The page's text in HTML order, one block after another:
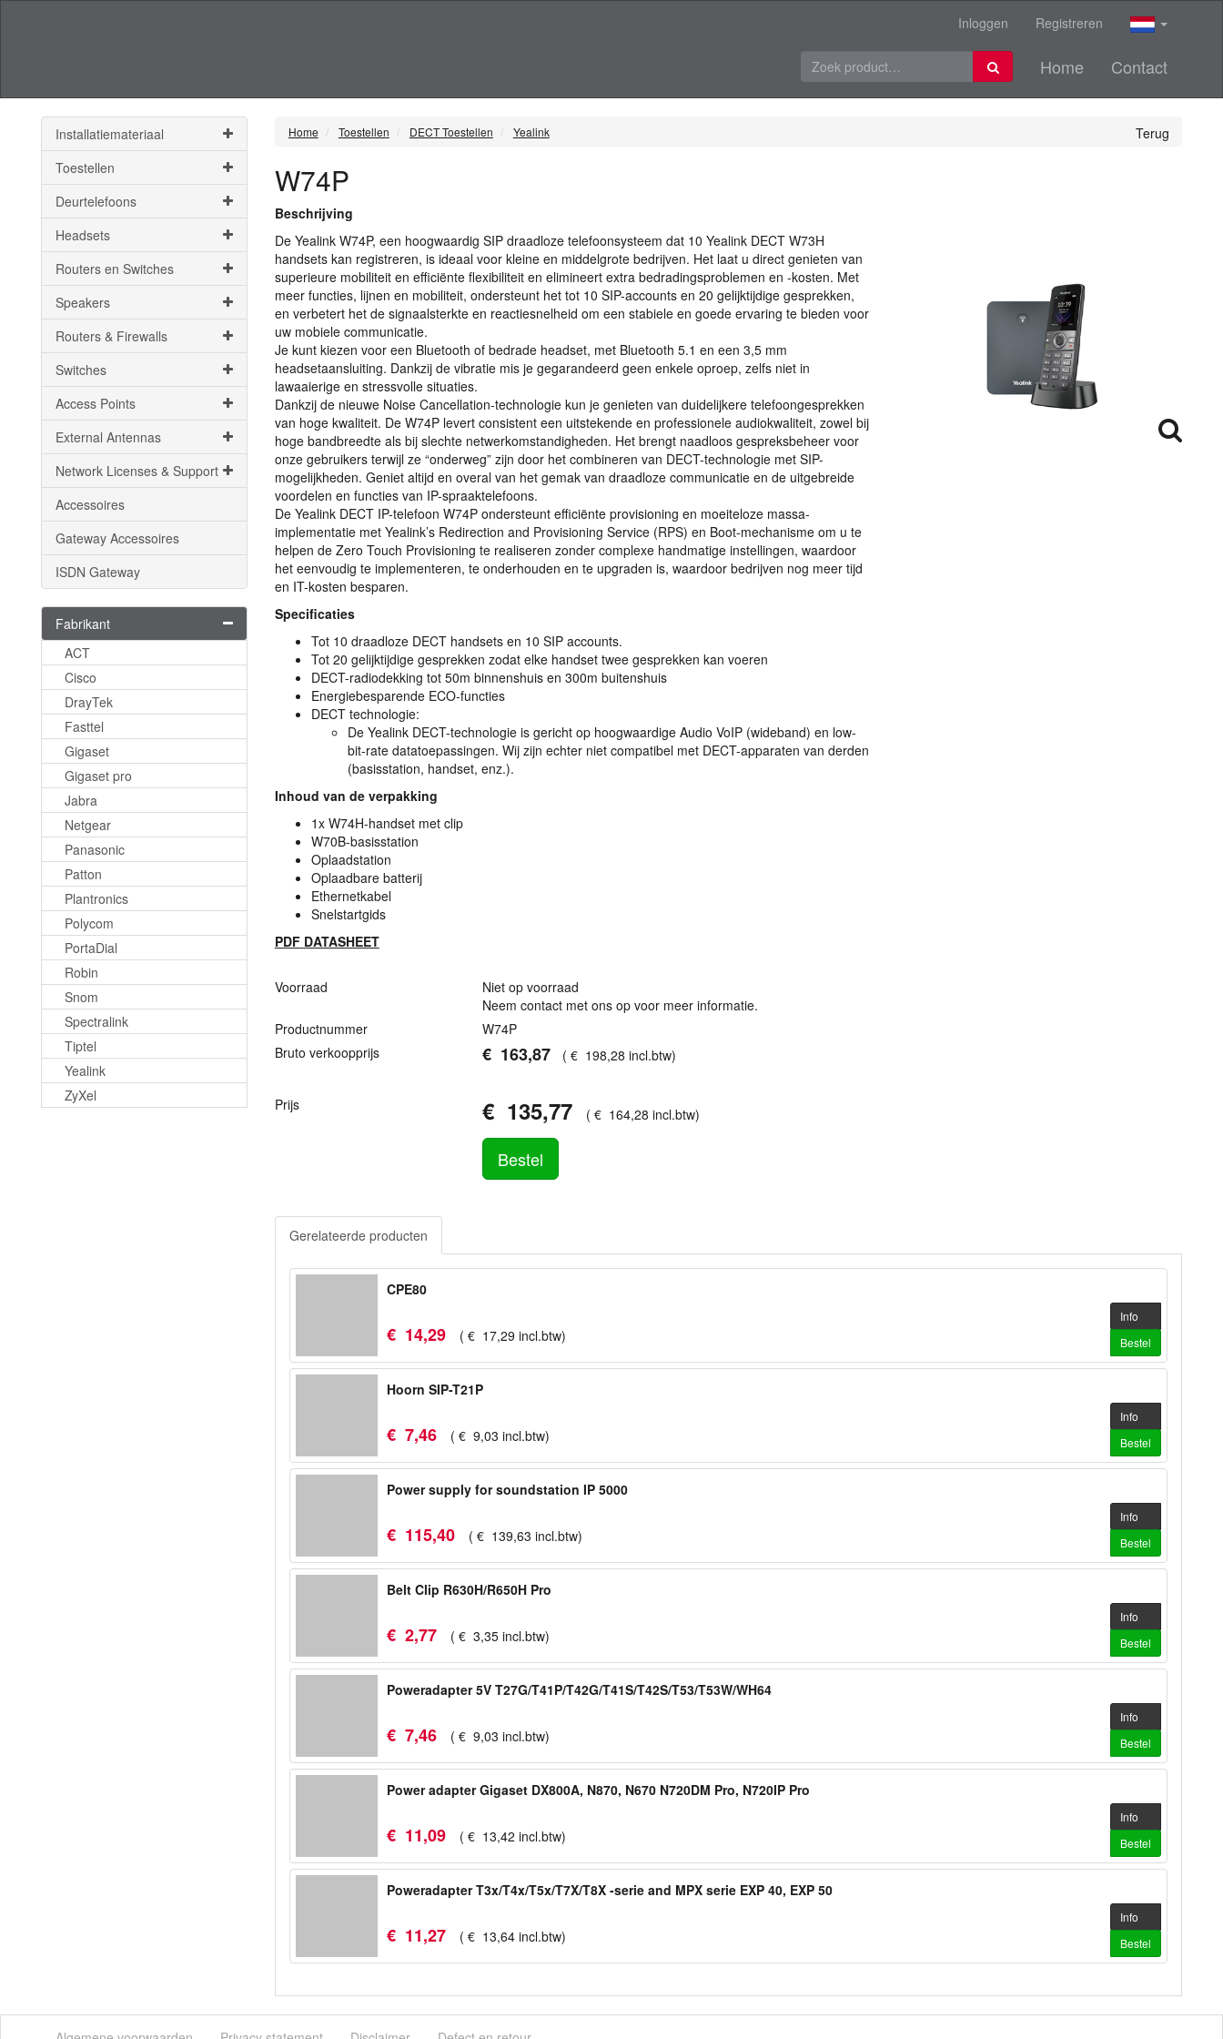
Inloggen Registreren
Home Contact
Installatiemateriaal
Toestellen
Deurtelefoons
Headsets
Routers en Switches
Speakers
Routers & Firewalls
Switches
Access Points
External Antennas
Network Licenses & Support
Accessoires
Gateway Accessoires
ISDN Gateway
Fabrikant
ACT
Cisco
DrayTek
Fasttel
Gigaset
Gigaset pro
Jabra
Netgear
Panasonic
Patton
Plantronics
Polycom
PortaDial
Robin
Snom
Spectralink
Tiptel
Yealink
ZyXel
Terug
Home Toestellen DECT Toestellen Yealink
W74P
Beschrijving
De Yealink W74P, een hoogwaardig SIPdraadloze telefoonsysteem dat 10 Yealink DECTW73H
handsets kan registreren, is ideaal voor kleine en middelgrote bedrijven. Het laat u direct genieten van
superieure mobiliteit en efficiënte flexibiliteit en elimineert extra bedradingsproblemen en -kosten. Met
meer functies, lijnen en mobiliteit, ondersteunt het tot 10 SIP-accounts en 20 gelijktijdige gesprekken,
en verbetert het de signaalsterkte en reactiesnelheid om een stabiele en goede ervaring te bieden voor
uw mobiele communicatie.
Je kunt kiezen voor een Bluetooth of bedrade headset, met Bluetooth 5.1 en een 3,5 mm
headsetaansluiting. Dankzij de vibratie mis je gegarandeerd geen enkele oproep, zelfs niet in
lawaaierige en stressvolle situaties.
Dankzij de nieuwe Noise Cancellation-technologie kun je genieten van duidelijkere telefoongesprekken
van hoge kwaliteit. De W74P levert consistent een uitstekende en professionele audiokwaliteit, zowel bij
hoge bandbreedte als bij slechte netwerkomstandigheden. Het brengt naadloos gespreksbeheer voor
onze gebruikers terwijl ze “onderweg” zijn door het combineren van DECT-technologie met SIP-
mogelijkheden. Geniet altijd en overal van het gemak van draadloze communicatie en de uitgebreide
voordelen en functies van IP-spraaktelefoons.
De Yealink DECTIP-telefoon W74P ondersteunt efficiënte provisioning en moeiteloze massa-
implementatie met Yealink’s Redirection and Provisioning Service (RPS) en Boot-mechanisme om u te
helpen de Zero Touch Provisioning te realiseren zonder complexe handmatige instellingen, waardoor
het eenvoudig te implementeren, te onderhouden en te upgraden is, waardoor bedrijven nog meer tijd
en IT-kosten besparen.
Specificaties
Tot 10 draadloze DECThandsets en 10 SIPaccounts.
Tot 20 gelijktijdige gesprekken zodat elke handset twee gesprekken kan voeren
DECT-radiodekking tot 50m binnenshuis en 300m buitenshuis
Energiebesparende ECO-functies
DECTtechnologie:
De Yealink DECT-technologie is gericht op hoogwaardige Audio VoIP (wideband) en low-
bit-rate datatoepassingen. Wij zijn echter niet compatibel met DECT-apparaten van derden
(basisstation, handset, enz.).
Inhoud van de verpakking
1x W74H-handset met clip
W70B-basisstation
Oplaadstation
Oplaadbare batterij
Ethernetkabel
Snelstartgids
PDF DATASHEET
Voorraad
Niet op voorraad
Neem contact met ons op voor meer informatie.
Productnummer
W74P
Bruto verkoopprijs
€ 163,87 (€ 198,28 incl.btw)
Prijs € 135,77 (€ 164,28 incl.btw)
Bestel
Gerelateerde producten
CPE80
€ 14,29 ( € 17,29 incl.btw)
Info
Bestel
Hoorn SIP-T21P
€ 7,46 ( € 9,03 incl.btw)
Info
Bestel
Power supply for soundstation IP 5000
€ 115,40 ( € 139,63 incl.btw)
Info
Bestel
Belt Clip R630H/R650H Pro
€ 2,77 ( € 3,35 incl.btw)
Info
Bestel
Poweradapter 5V T27G/T41P/T42G/T41S/T42S/T53/T53W/WH64
€ 7,46 ( € 9,03 incl.btw)
Info
Bestel
Power adapter Gigaset DX800A, N870, N670 N720DM Pro, N720IP Pro
€ 11,09 ( € 13,42 incl.btw)
Info
Bestel
Poweradapter T3x/T4x/T5x/T7X/T8X -serie and MPX serie EXP 40, EXP 50
€ 11,27 ( € 13,64 incl.btw)
Info
Bestel